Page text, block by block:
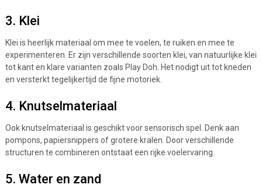
3. Klei
Klei is heerlijk materiaal om mee te voelen, te ruiken en mee te
experimenteren. Er zijn verschillende soorten klei, van natuurlijke klei
tot kant en klare varianten zoals Play Doh. Het nodigt uit tot kneden
en versterkt tegelijkertijd de fijne motoriek.
4. Knutselmateriaal
Ook knutselmateriaal is geschikt voor sensorisch spel. Denk aan
pompons, papiersnippers of grotere kralen. Door verschillende
structuren te combineren ontstaat een rijke voelervaring.
5. Water en zand